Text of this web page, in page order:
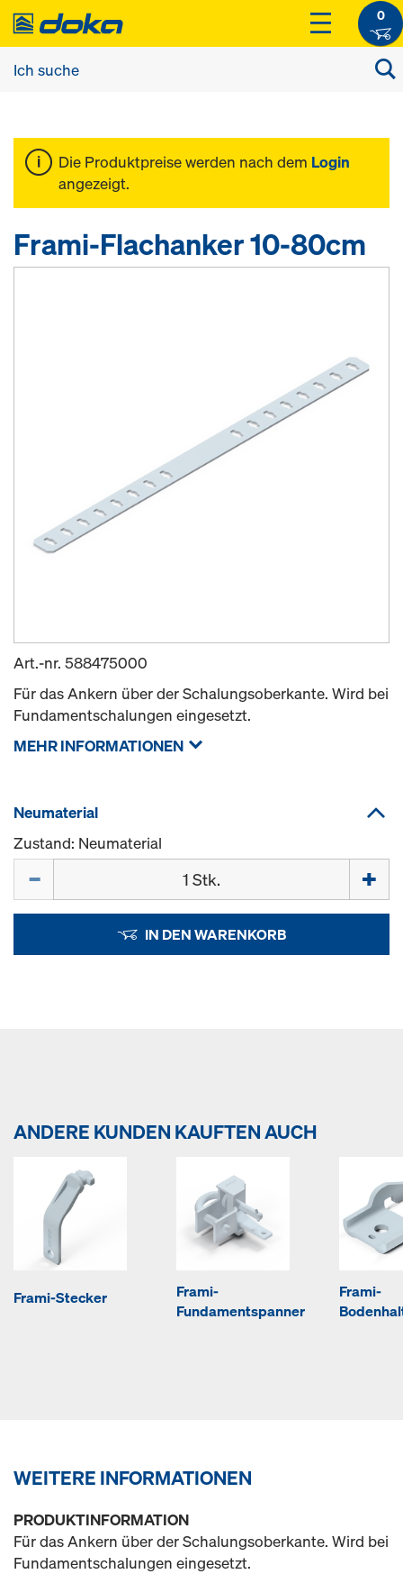
0
Die Produktpreise werden nach dem Login
angezeigt.
Frami-Flachanker 10-80cm
Art.-nr. 588475000
Für das Ankern über der Schalungsoberkante. Wird bei
Fundamentschalungen eingesetzt.
MEHR INFORMATIONEN
Neumaterial
Zustand: Neumaterial
IN DEN WARENKORB
ANDERE KUNDEN KAUFTEN AUCH
Frami-Stecker
Frami-
Fundamentspanner
Frami-
WEITERE INFORMATIONEN
PRODUKTINFORMATION
Für das Ankern über der Schalungsoberkante. Wird bei
Fundamentschalungen eingesetzt.